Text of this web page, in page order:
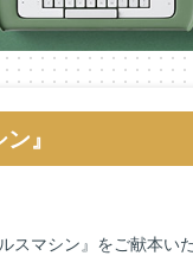
』
スマシン』をご献本い